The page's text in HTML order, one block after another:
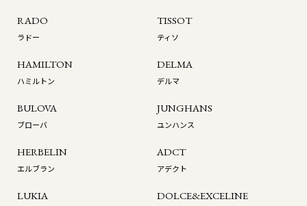
RADO
ラドー
TISSOT
ティソ
HAMILTON
ハミルトン
DELMA
デルマ
BULOVA
ブローバ
JUNGHANS
ユンハンス
HERBELIN
エルブラン
ADCT
アデクト
LUKIA DOLCE&EXCELINE